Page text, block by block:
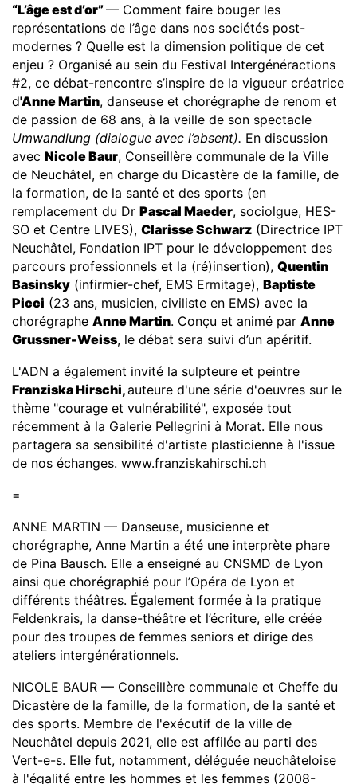
“L’âge est d’or”— Comment faire bouger les
représentations de l’âge dans nos sociétés post-
modernes ? Quelle est la dimension politique de cet
enjeu ? Organisé au sein du Festival Intergénéractions
#2, ce débat-rencontre s’inspire de la vigueur créatrice
d'Anne Martin, danseuse et chorégraphe de renom et
de passion de 68 ans, à la veille de son spectacle
Umwandlung (dialogue avec l’absent). En discussion
avec Nicole Baur, Conseillère communale de la Ville
de Neuchâtel, en charge du Dicastère de la famille, de
la formation, de la santé et des sports (en
remplacement du Dr Pascal Maeder, sociolgue, HES-
SO et Centre LIVES), Clarisse Schwarz (Directrice IPT
Neuchâtel, Fondation IPT pour le développement des
parcours professionnels et la (ré)insertion), Quentin
Basinsky (infirmier-chef, EMS Ermitage), Baptiste
Picci (23 ans, musicien, civiliste en EMS) avec la
chorégraphe Anne Martin. Conçu et animé par Anne
Grussner-Weiss, le débat sera suivi d’un apéritif.
L'ADN a également invité la sulpteure et peintre
Franziska Hirschi,auteure d'une série d'oeuvres sur le
thème "courage et vulnérabilité", exposée tout
récemment à la Galerie Pellegrini à Morat. Elle nous
partagera sa sensibilité d'artiste plasticienne à l'issue
de nos échanges. www.franziskahirschi.ch
=
ANNE MARTIN — Danseuse, musicienne et
chorégraphe, Anne Martin a été une interprète phare
de Pina Bausch. Elle a enseigné au CNSMD de Lyon
ainsi que chorégraphié pour l’Opéra de Lyon et
différents théâtres. Également formée à la pratique
Feldenkrais, la danse-théâtre et l’écriture, elle créée
pour des troupes de femmes seniors et dirige des
ateliers intergénérationnels.
NICOLE BAUR — Conseillère communale et Cheffe du
Dicastère de la famille, de la formation, de la santé et
des sports. Membre de l'exécutif de la ville de
Neuchâtel depuis 2021, elle est affilée au parti des
Vert-e-s. Elle fut, notamment, déléguée neuchâteloise
à l'égalité entre les hommes et les femmes (2008-